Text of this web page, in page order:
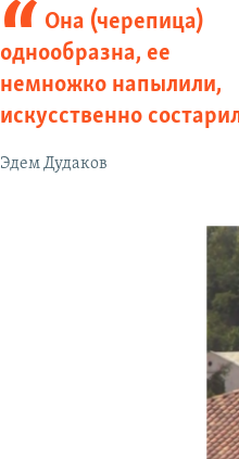
Она (черепица)
однообразна, ее
немножко напылили,
искусственно
Эдем Дудаков